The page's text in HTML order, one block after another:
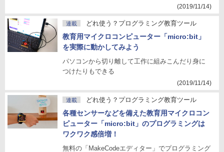
(2019/11/14)
連載 どれ使う？プログラミング教育ツール
教育用マイクロコンピューター「micro:bit」
を実際に動かしてみよう
パソコンから切り離して工作に組みこんだり身に
つけたりもできる
(2019/11/14)
連載 どれ使う？プログラミング教育ツール
各種センサーなどを備えた教育用マイクロコン
ピューター「micro:bit」のプログラミングは
ワクワク感倍増！
無料の「MakeCodeエディター」でプログラミング